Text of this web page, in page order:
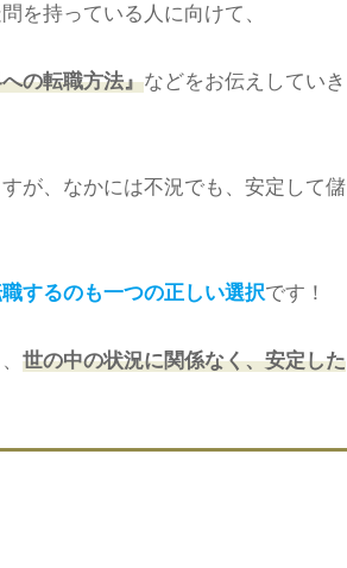
を持っている人に向けて、
の転職方法』などをお伝えしていき
が、なかには不況でも、安定して儲
するのも一つの正しい選択です！
世の中の状況に関係なく、安定した